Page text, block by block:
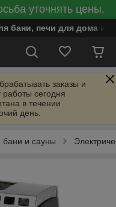
уточнять цены.
бани, печи для дома и
заказы и
сегодня
в течении
день.
бани и сауны